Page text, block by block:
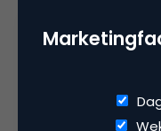
merkstrategie
Alles wat
markt staat over